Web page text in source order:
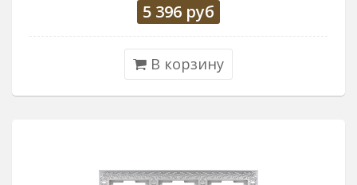
5 396 руб
В корзину